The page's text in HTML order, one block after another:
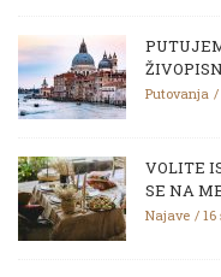
Putovanja
VOLITE
SE NA
Najave 16